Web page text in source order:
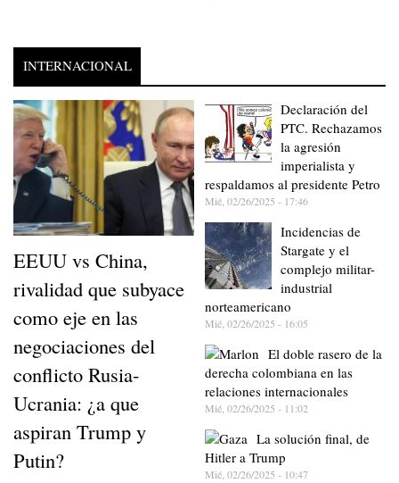
INTERNACIONAL
EEUU vs China,
rivalidad que subyace
como eje en las
negociaciones del
conflicto Rusia-
Ucrania: ¿a que
aspiran Trump y
Putin?
Declaración del
PTC. Rechazamos
la agresión
imperialista y
respaldamos al presidente Petro
Mié, 02/26/2025 - 17:46
Incidencias de
Stargate y el
complejo militar-
industrial
norteamericano
Mié, 02/26/2025 - 16:05
El doble rasero de la
derecha colombiana en las
relaciones internacionales
Mié, 02/26/2025 - 11:02
La solución final, de
Hitler a Trump
Mié, 02/26/2025 - 10:47